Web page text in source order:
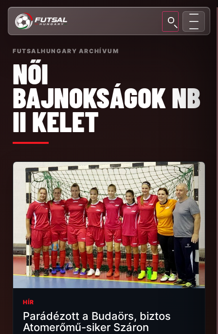
FUTSALHUNGARY ARCHÍVUM
NŐI
BAJNOKSÁGOK NB
II KELET
HÍR
Parádézott a Budaörs, biztos
Atomerőmű-siker Száron